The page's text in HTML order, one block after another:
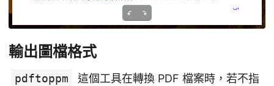
輸出圖檔格式
pdftoppm
這個工具在轉換 PDF 檔案時，若不指